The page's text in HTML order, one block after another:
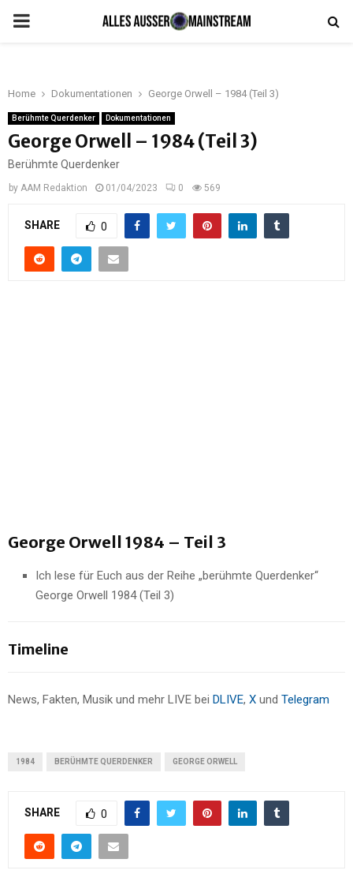
PRIMARY
Home Dokumentationen George Orwell – 1984 (Teil 3)
Berühmte Querdenker Dokumentationen
George Orwell – 1984 (Teil 3)
Berühmte Querdenker
by AAM Redaktion 01/04/2023 0 569
SHARE 0
George Orwell 1984 – Teil 3
Ich lese für Euch aus der Reihe „berühmte Querdenker“
George Orwell 1984 (Teil 3)
Timeline
News, Fakten, Musik und mehr LIVE bei DLIVE, X und Telegram
1984 BERÜHMTE QUERDENKER GEORGE ORWELL
SHARE 0